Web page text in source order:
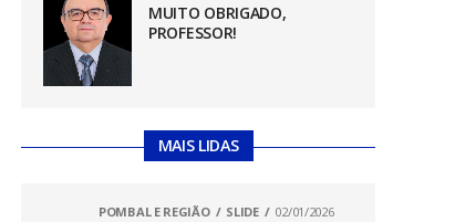
MUITO OBRIGADO,
PROFESSOR!
MAIS LIDAS
POMBAL E REGIÃO SLIDE 02/01/2026